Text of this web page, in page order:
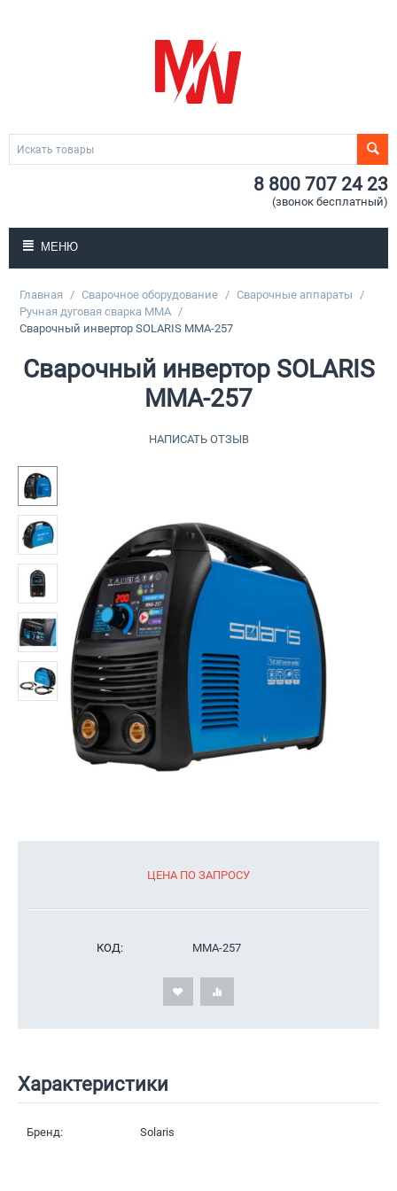
8 800 707 24 23
(звонок бесплатный)
МЕНЮ
Главная / Сварочное оборудование / Сварочные аппараты /
Ручная дуговая сварка MMA /
Сварочный инвертор SOLARIS MMA-257
Сварочный инвертор SOLARIS
MMA-257
НАПИСАТЬ ОТЗЫВ
ЦЕНА ПО ЗАПРОСУ
КОД: MMA-257
Характеристики
Бренд: Solaris